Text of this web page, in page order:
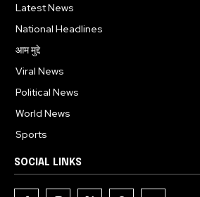
Latest News
National Headlines
आम मुद्दे
Viral News
Political News
World News
Sports
SOCIAL LINKS